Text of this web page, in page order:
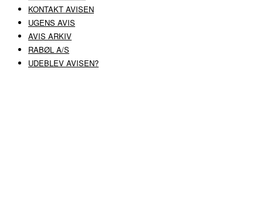
KONTAKT AVISEN
UGENS AVIS
AVIS ARKIV
RABØL A/S
UDEBLEV AVISEN?